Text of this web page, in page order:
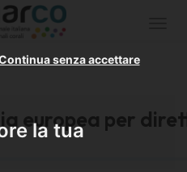
la tua
senza accettare
europea per